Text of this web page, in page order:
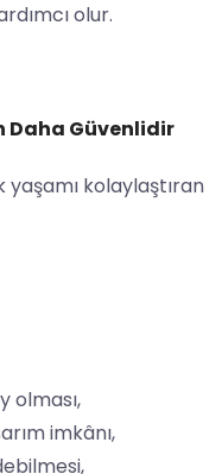
olur.
Daha Güvenlidir
yaşamı kolaylaştıran
olması,
imkânı,